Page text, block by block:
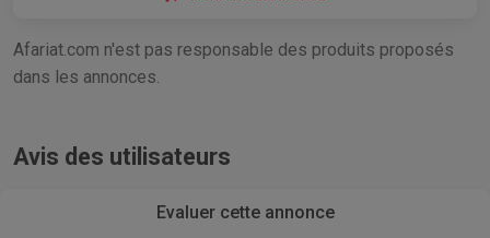
Afariat.com n'est pas responsable des produits proposés
dans les annonces.
Avis des utilisateurs
Evaluer cette annonce